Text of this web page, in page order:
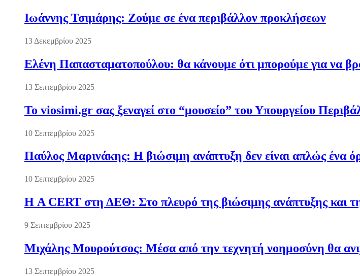
Ιωάννης Τσιμάρης: Ζούμε σε ένα περιβάλλον προκλήσεων
13 Δεκεμβρίου 2025
Ελένη Παπασταματοπούλου: θα κάνουμε ότι μπορούμε για να
13 Σεπτεμβρίου 2025
Το viosimi.gr σας ξεναγεί στο “μουσείο” του Υπουργείου
10 Σεπτεμβρίου 2025
Παύλος Μαρινάκης: Η βιώσιμη ανάπτυξη δεν είναι απλώς ένα
10 Σεπτεμβρίου 2025
Η A CERT στη ΔΕΘ: Στο πλευρό της βιώσιμης ανάπτυξης και
9 Σεπτεμβρίου 2025
Μιχάλης Μουρούτσος: Μέσα από την τεχνητή νοημοσύνη θα
13 Σεπτεμβρίου 2025